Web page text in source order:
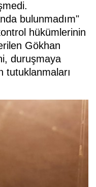
bulunmadım"
hükümlerinin
Gökhan
duruşmaya
tutuklanmaları